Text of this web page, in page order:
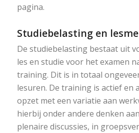
pagina.
Studiebelasting en
De studiebelasting bestaat uit
les en studie voor het examen
training. Dit is in totaal
lesuren. De training is actief en
opzet met een variatie aan
hierbij onder andere denken
plenaire discussies, in